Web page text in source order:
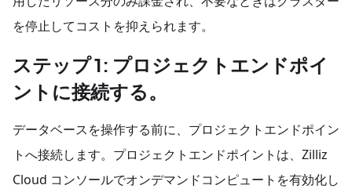
を停止してコストを抑えられます。
ステップ 1: プロジェクトエンドポイ
ントに接続する。
データベースを操作する前に、プロジェクトエンドポイン
トへ接続します。プロジェクトエンドポイントは、Zilliz
Cloud コンソールでオンデマンドコンピュートを有効化し